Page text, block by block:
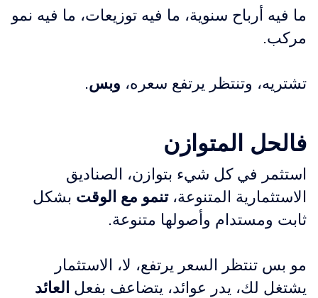
ما فيه أرباح سنوية، ما فيه توزيعات، ما فيه نمو
مركب.
تشتريه، وتنتظر يرتفع سعره، وبس.
فالحل المتوازن
استثمر في كل شيء بتوازن، الصناديق
الاستثمارية المتنوعة،تنمو مع الوقت بشكل
ثابت ومستدام وأصولها متنوعة.
مو بس تنتظر السعر يرتفع، لا، الاستثمار
يشتغل لك، يدر عوائد، يتضاعف بفعل العائد